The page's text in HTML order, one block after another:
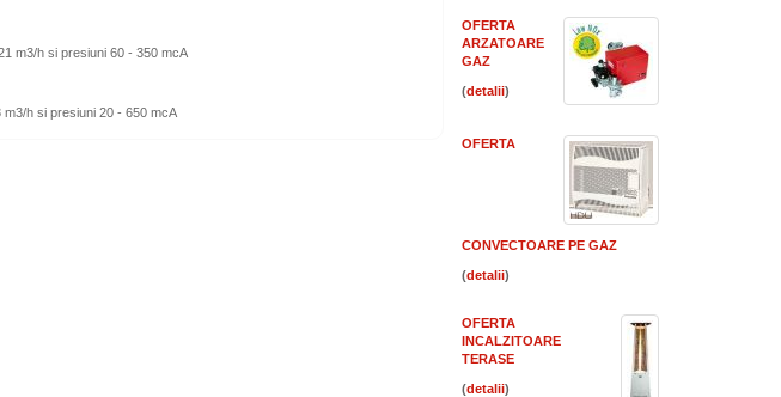
m3/h si presiuni 60 - 350 mcA
h si presiuni 20 - 650 mcA
OFERTA
ARZATOARE
GAZ
( )
OFERTA
CONVECTOARE PE GAZ
( )
OFERTA
INCALZITOARE
TERASE
( )